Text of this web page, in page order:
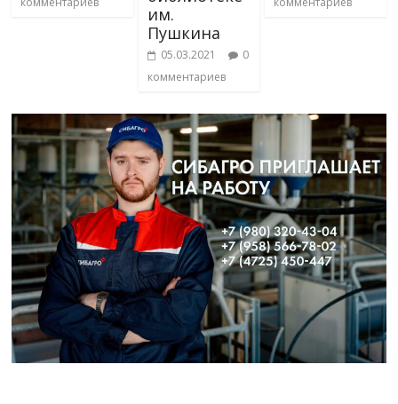
им.
Пушкина
05.03.2021
0
комментариев